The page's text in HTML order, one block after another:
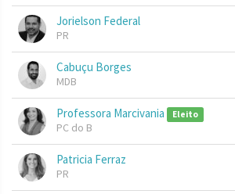
Jorielson Federal
PR
Cabuçu Borges
MDB
Professora Marcivania Eleito
PC do B
Patricia Ferraz
PR